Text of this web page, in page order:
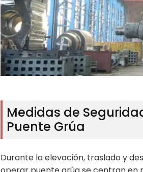
Medidas de
Puente Grúa
Durante la elevación, traslado y